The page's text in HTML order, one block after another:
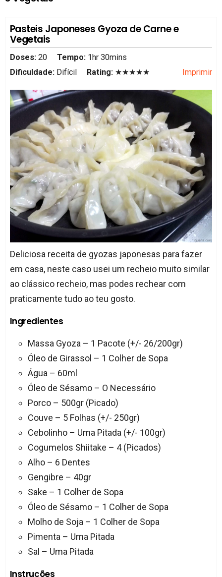
Pasteis Japoneses Gyoza de Carne e
Vegetais
Doses: 20 Tempo: 1hr 30mins
Dificuldade: Difícil Rating: ★★★★★ Imprimir
Deliciosa receita de gyozas japonesas para fazer
em casa, neste caso usei um recheio muito similar
ao clássico recheio, mas podes rechear com
praticamente tudo ao teu gosto.
Ingredientes
Massa Gyoza – 1 Pacote (+/- 26/200gr)
Óleo de Girassol – 1 Colher de Sopa
Água – 60ml
Óleo de Sésamo – O Necessário
Porco – 500gr (Picado)
Couve – 5 Folhas (+/- 250gr)
Cebolinho – Uma Pitada (+/- 100gr)
Cogumelos Shiitake – 4 (Picados)
Alho – 6 Dentes
Gengibre – 40gr
Sake – 1 Colher de Sopa
Óleo de Sésamo – 1 Colher de Sopa
Molho de Soja – 1 Colher de Sopa
Pimenta – Uma Pitada
Sal – Uma Pitada
Instruções